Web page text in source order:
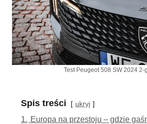
Test Peugeot 508 SW 2024
Spis treści ukryj
1. Europa na przestoju – gdzie